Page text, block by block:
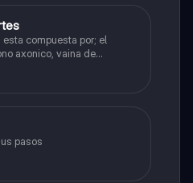
compuesta por; el
axonico, vaina de
de schwann,nódulo de
terminal, botón
pasos